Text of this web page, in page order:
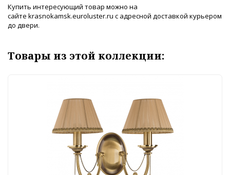
Купить интересующий товар можно на
сайте krasnokamsk.euroluster.ru с адресной доставкой курьером
до двери.
Товары из этой коллекции: